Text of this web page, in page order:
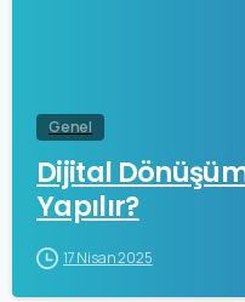
Genel
Dijital
Yapılır?
17 Nisan 2025